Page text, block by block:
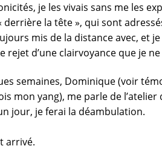
je les vivais sans me les
derrière la tête », qui sont
mis de la distance avec, et
rejet d’une clairvoyance que je
semaines, Dominique (voir
mon yang), me parle de l’atelier
jour, je ferai la déambulation.
arrivé.